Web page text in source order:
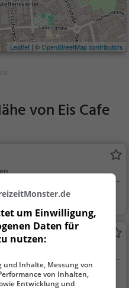
Leaflet | ©OpenStreetMap contributors
von Eis Cafe
Bar, Bier, Wein, Sn
acks / Getränke
Bar, Snacks / Getr
um Einwilligung,
Daten für
nutzen:
und Inhalte, Messung von
von Inhalten,
Entwicklung und